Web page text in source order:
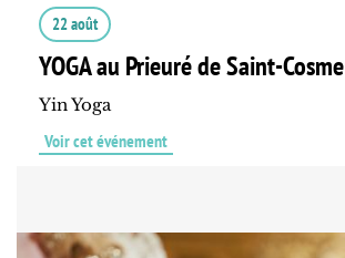
22 août
YOGA au Prieuré de Saint-Cosme
Yin Yoga
Voir cet événement